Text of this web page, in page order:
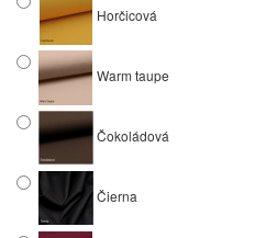
Horčicová
Warm taupe
Čokoládová
Čierna